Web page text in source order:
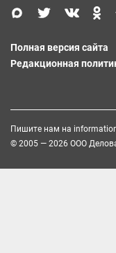
Полная версия сайта
Редакционная
Пишите нам на
© 2005 — 2026 ООО